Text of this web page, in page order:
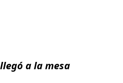
a la mesa